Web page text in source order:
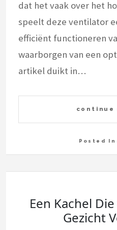
dat het vaak over het
speelt deze ventilator
efficiënt functioneren
waarborgen van een
artikel duikt in…
continue
Posted In
Een Kachel
Gezicht